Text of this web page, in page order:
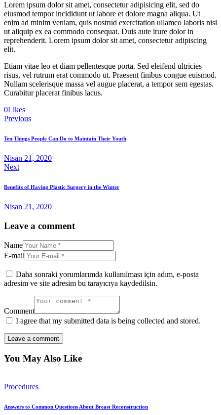
Lorem ipsum dolor sit amet, consectetur adipisicing elit, sed do
eiusmod tempor incididunt ut labore et dolore magna aliqua. Ut
enim ad minim veniam, quis nostrud exercitation ullamco laboris nisi
ut aliquip ex ea commodo consequat. Duis aute irure dolor in
reprehenderit. Lorem ipsum dolor sit amet, consectetur adipiscing
elit.
Etiam vitae leo et diam pellentesque porta. Sed eleifend ultricies
risus, vel rutrum erat commodo ut. Praesent finibus congue euismod.
Nullam scelerisque massa vel augue placerat, a tempor sem egestas.
Curabitur placerat finibus lacus.
0Likes
Yazı
gezinmesi
Previous
Ten Things People Can Do to Maintain Their Youth
Nisan 21, 2020
Next
Benefits of Having Plastic Surgery in the Winter
Nisan 21, 2020
Leave a comment
Name
E-mail
Daha sonraki yorumlarımda kullanılması için adım, e-posta
adresim ve site adresim bu tarayıcıya kaydedilsin.
Comment
I agree that my submitted data is being collected and stored.
You May Also Like
Procedures
Answers to Common Questions About Breast Reconstruction